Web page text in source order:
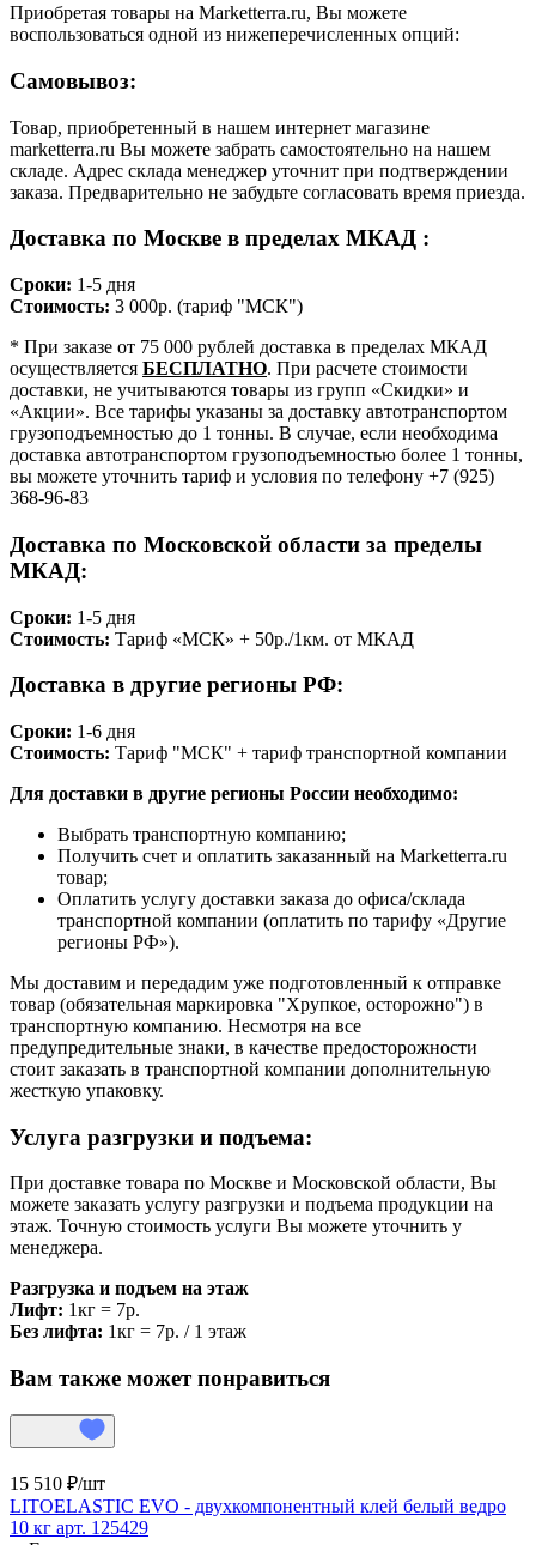
Приобретая товары на Marketterra.ru, Вы можете
воспользоваться одной из нижеперечисленных опций:
Самовывоз:
Товар, приобретенный в нашем интернет магазине
marketterra.ru Вы можете забрать самостоятельно на нашем
складе. Адрес склада менеджер уточнит при подтверждении
заказа. Предварительно не забудьте согласовать время приезда.
Доставка по Москве в пределах МКАД :
Сроки: 1-5 дня
Стоимость: 3 000р. (тариф "МСК")
* При заказе от 75 000 рублей доставка в пределах МКАД
осуществляется БЕСПЛАТНО. При расчете стоимости
доставки, не учитываются товары из групп «Скидки» и
«Акции». Все тарифы указаны за доставку автотранспортом
грузоподъемностью до 1 тонны. В случае, если необходима
доставка автотранспортом грузоподъемностью более 1 тонны,
вы можете уточнить тариф и условия по телефону +7 (925)
368-96-83
Доставка по Московской области за пределы
МКАД:
Сроки: 1-5 дня
Стоимость: Тариф «МСК» + 50р./1км. от МКАД
Доставка в другие регионы РФ:
Сроки: 1-6 дня
Стоимость: Тариф "МСК" + тариф транспортной компании
Для доставки в другие регионы России необходимо:
Выбрать транспортную компанию;
Получить счет и оплатить заказанный на Marketterra.ru
товар;
Оплатить услугу доставки заказа до офиса/склада
транспортной компании (оплатить по тарифу «Другие
регионы РФ»).
Мы доставим и передадим уже подготовленный к отправке
товар (обязательная маркировка "Хрупкое, осторожно") в
транспортную компанию. Несмотря на все
предупредительные знаки, в качестве предосторожности
стоит заказать в транспортной компании дополнительную
жесткую упаковку.
Услуга разгрузки и подъема:
При доставке товара по Москве и Московской области, Вы
можете заказать услугу разгрузки и подъема продукции на
этаж. Точную стоимость услуги Вы можете уточнить у
менеджера.
Разгрузка и подъем на этаж
Лифт: 1кг = 7р.
Без лифта: 1кг = 7р. / 1 этаж
Вам также может понравиться
15 510 ₽/шт
LITOELASTIC EVO - двухкомпонентный клей белый ведро
10 кг арт. 125429